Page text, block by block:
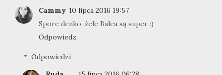
Cammy 10 lipca 2016 19:57
Spore denko, żele Balea są super :)
Odpowiedz
Odpowiedzi